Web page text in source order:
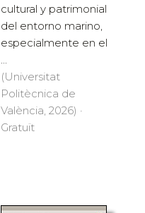
cultural y patrimonial
del entorno marino,
especialmente en el
...
(Universitat
Politècnica de
València, 2026) ·
Gratuït